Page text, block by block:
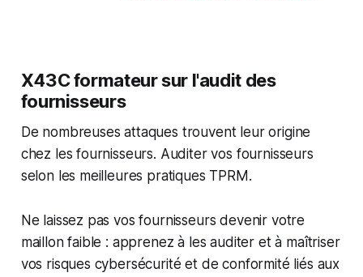
X43C formateur sur l'audit des
fournisseurs
De nombreuses attaques trouvent leur origine
chez les fournisseurs. Auditer vos fournisseurs
selon les meilleures pratiques TPRM.
Ne laissez pas vos fournisseurs devenir votre
maillon faible : apprenez à les auditer et à maîtriser
vos risques cybersécurité et de conformité liés aux